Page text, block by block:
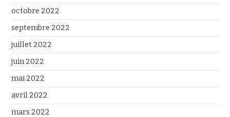
octobre 2022
septembre 2022
juillet 2022
juin 2022
mai 2022
avril 2022
mars 2022